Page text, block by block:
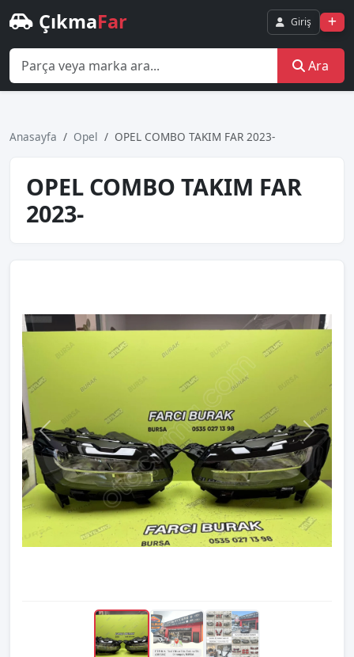
ÇıkmaFar Giriş
Ara
Anasayfa Opel OPEL COMBO TAKIM FAR 2023-
OPEL COMBO TAKIM FAR
2023-